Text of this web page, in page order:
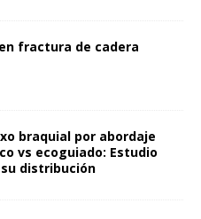
en fractura de cadera
braquial por abordaje
vs ecoguiado: Estudio
distribución